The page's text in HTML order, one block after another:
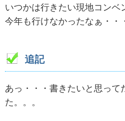
いつかは行きたい現地コンベ
今年も行けなかったなぁ・・
追記
あっ・・・書きたいと思って
た。。。